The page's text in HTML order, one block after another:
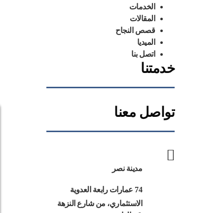
الخدمات
المقالات
قصص النجاح
الميديا
اتصل بنا
خدمتنا
تواصل معنا
مدينة نصر
74 عمارات رابعة العدوية
الاستثماري، من شارع النزهة